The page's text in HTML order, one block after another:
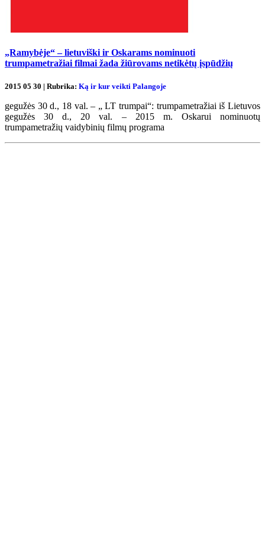
„Ramybėje“ – lietuviški ir Oskarams nominuoti
trumpametražiai filmai žada žiūrovams netikėtų įspūdžių
2015 05 30 | Rubrika: Ką ir kur veikti Palangoje
gegužės 30 d., 18 val. – „ LT trumpai“: trumpametražiai iš Lietuvos
gegužės 30 d., 20 val. – 2015 m. Oskarui nominuotų
trumpametražių vaidybinių filmų programa